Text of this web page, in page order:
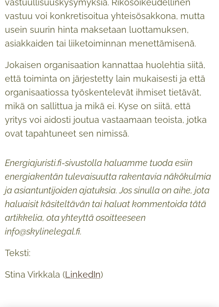
vastuullisuuskysymyksiä. Rikosoikeudellinen
vastuu voi konkretisoitua yhteisösakkona, mutta
usein suurin hinta maksetaan luottamuksen,
asiakkaiden tai liiketoiminnan menettämisenä.
Jokaisen organisaation kannattaa huolehtia siitä,
että toiminta on järjestetty lain mukaisesti ja että
organisaatiossa työskentelevät ihmiset tietävät,
mikä on sallittua ja mikä ei. Kyse on siitä, että
yritys voi aidosti joutua vastaamaan teoista, jotka
ovat tapahtuneet sen nimissä.
Energiajuristi.fi-sivustolla haluamme tuoda esiin
energiakentän tulevaisuutta rakentavia näkökulmia
ja asiantuntijoiden ajatuksia. Jos sinulla on aihe, jota
haluaisit käsiteltävän tai haluat kommentoida tätä
artikkelia, ota yhteyttä osoitteeseen
info@skylinelegal.fi.
Teksti:
Stina Virkkala (LinkedIn)